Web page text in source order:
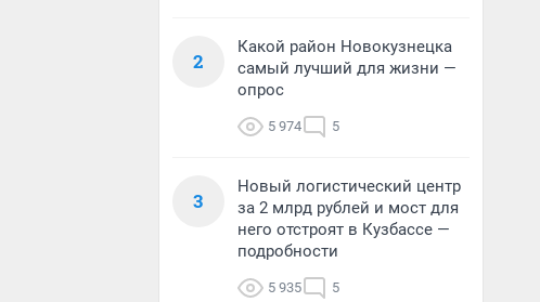
2
Какой район Новокузнецка
самый лучший для жизни —
опрос
5 974 5
3
Новый логистический центр
за 2 млрд рублей и мост для
него отстроят в Кузбассе —
подробности
5 935 5